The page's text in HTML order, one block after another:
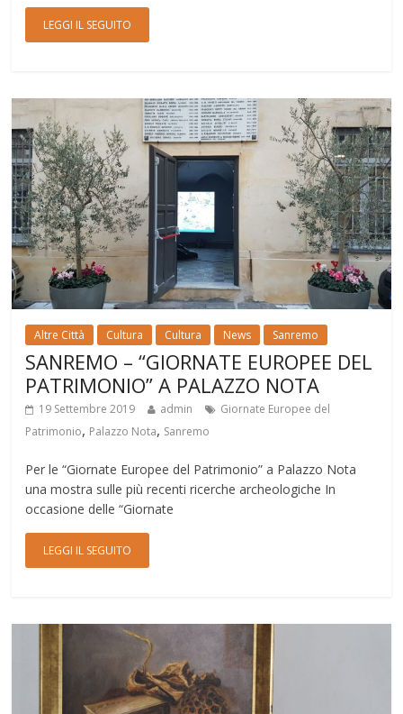
LEGGI IL SEGUITO
Altre Città Cultura Cultura News Sanremo
SANREMO – “GIORNATE EUROPEE DEL
PATRIMONIO” A PALAZZO NOTA
19 Settembre 2019 admin
Giornate Europee del
Patrimonio, Palazzo Nota, Sanremo
Per le “Giornate Europee del Patrimonio” a Palazzo Nota
una mostra sulle più recenti ricerche archeologiche In
occasione delle “Giornate
LEGGI IL SEGUITO